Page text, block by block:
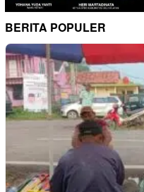
BERITA POPULER